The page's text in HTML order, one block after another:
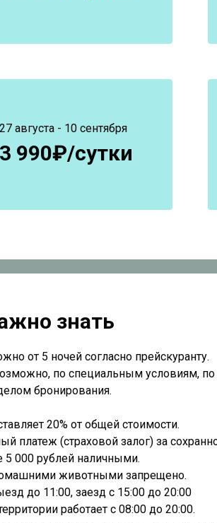
27 августа - 10 сентября
3 990₽/сутки
знать
от 5 ночей согласно прейскуранту.
по специальным условиям,
бронирования.
20% от общей стоимости.
платеж (страховой залог) за
5 000 рублей наличными.
животными запрещено.
до 11:00, заезд с 15:00 до 20:00
работает с 08:00 до 20:00.